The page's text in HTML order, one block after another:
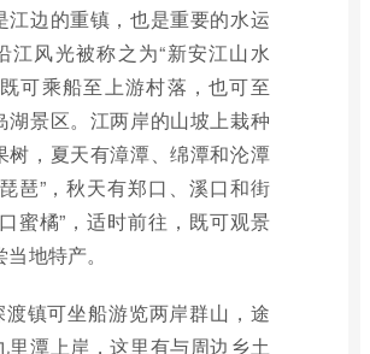
江边的重镇，也是重要的水运
江风光被称之为“新安江山水
可乘船至上游村落，也可至
湖景区。江两岸的山坡上栽种
树，夏天有漳潭、绵潭和沦潭
琶”，秋天有郑口、溪口和街
蜜橘”，适时前往，既可观景
地特产。
渡镇可坐船游览两岸群山，途
里潭上岸，这里有与周边乡土